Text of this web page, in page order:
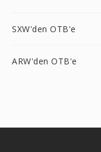
SXW'den OTB'e
ARW'den OTB'e